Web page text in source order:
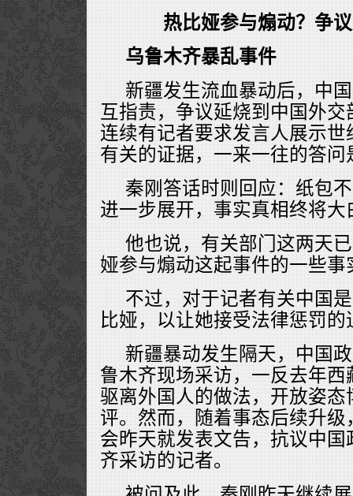
热比娅参与煽动？争
乌鲁木齐暴乱事件
新疆发生流血暴动后，中
互指责，争议延烧到中国外
连续有记者要求发言人展示
有关的证据，一来一往的答
秦刚答话时则回应：纸包
进一步展开，事实真相终将大
他也说，有关部门这两天
娅参与煽动这起事件的一些事
不过，对于记者有关中国
比娅，以让她接受法律惩罚
新疆暴动发生隔天，中国
鲁木齐现场采访，一反去年
驱离外国人的做法，开放姿
评。然而，随着事态后续升
会昨天就发表文告，抗议中
齐采访的记者。